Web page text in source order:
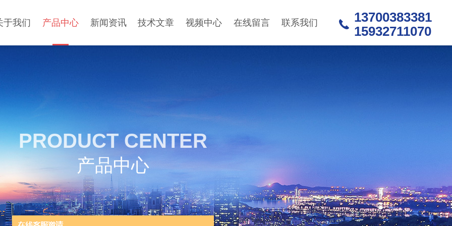
于我们 产品中心 新闻资讯 技术文章 视频中心 在线留言 联系我们
13700383381
15932711070
PRODUCT CENTER
产品中心